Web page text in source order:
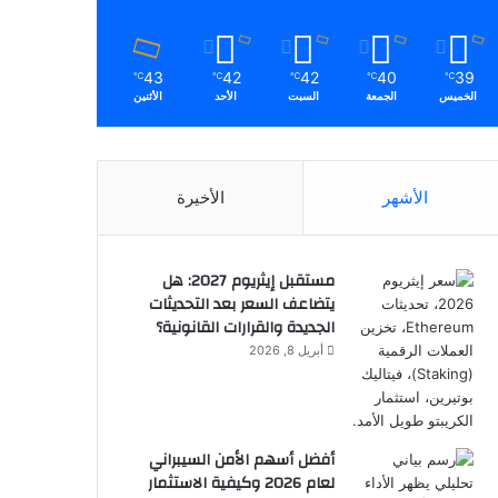
39
℃
الخميس
40
℃
الجمعة
42
℃
السبت
42
℃
الأحد
43
℃
الأثنين
الأشهر الأخيرة
مستقبل إيثريوم 2027: هل
يتضاعف السعر بعد التحديثات
الجديدة والقرارات القانونية؟
أبريل 8, 2026
أفضل أسهم الأمن السيبراني
لعام 2026 وكيفية الاستثمار